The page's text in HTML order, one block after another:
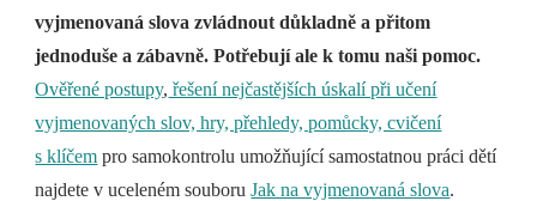
vyjmenovaná slova zvládnout důkladně a přitom
jednoduše a zábavně. Potřebují ale k tomu naši pomoc.
Ověřené postupy, řešení nejčastějších úskalí při učení
vyjmenovaných slov, hry, přehledy, pomůcky, cvičení
s klíčem pro samokontrolu umožňující samostatnou práci dětí
najdete v uceleném souboruJak na vyjmenovaná slova.